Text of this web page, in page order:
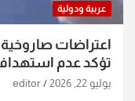
عربية ودولية
اعتراضات صاروخية
تؤكد عدم
يوليو 22, 2026 editor